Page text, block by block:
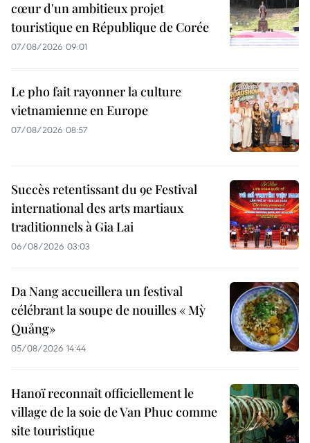
cœur d'un ambitieux projet
touristique en République de Corée
07/08/2026 09:01
Le pho fait rayonner la culture
vietnamienne en Europe
07/08/2026 08:57
Succès retentissant du 9e Festival
international des arts martiaux
traditionnels à Gia Lai
06/08/2026 03:03
Da Nang accueillera un festival
célébrant la soupe de nouilles « Mỳ
Quảng»
05/08/2026 14:44
Hanoï reconnaît officiellement le
village de la soie de Van Phuc comme
site touristique